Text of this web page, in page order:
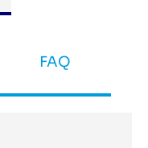
FAQ